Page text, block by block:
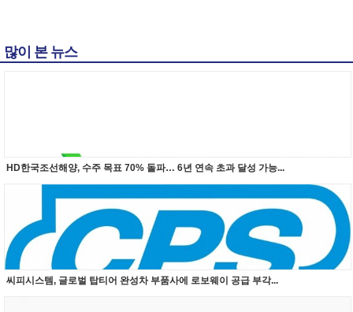
많이 본 뉴스
HD한국조선해양, 수주 목표 70% 돌파… 6년 연속 초과 달성 가능...
씨피시스템, 글로벌 탑티어 완성차 부품사에 로보웨이 공급 부각...